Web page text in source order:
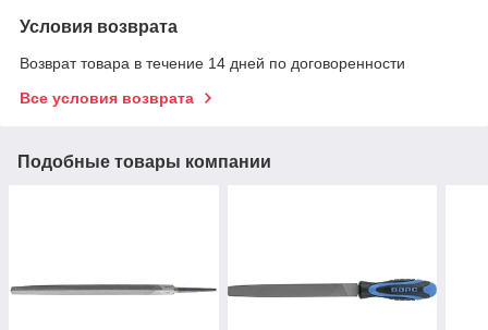
Условия возврата
Возврат товара в течение 14 дней по договоренности
Все условия возврата
Подобные товары компании